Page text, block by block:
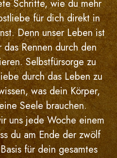
Schritte, wie du mehr
für dich direkt in
Denn unser Leben ist
Rennen durch den
Selbstfürsorge zu
durch das Leben zu
was dein Körper,
Seele brauchen.
uns jede Woche einem
du am Ende der zwölf
für dein gesamtes